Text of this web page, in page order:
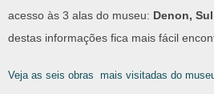
acesso às 3 alas do museu: Denon,
destas informações fica mais fácil
Veja as seis obras mais visitadas do